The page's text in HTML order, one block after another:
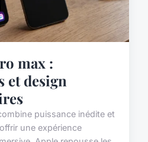
max :
et design
puissance inédite et
une expérience